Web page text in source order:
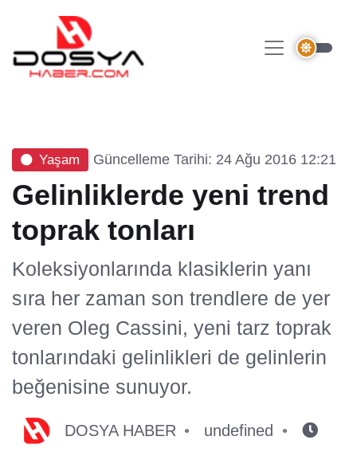
Yaşam Güncelleme Tarihi: 24 Ağu 2016 12:21
Gelinliklerde yeni trend
toprak tonları
Koleksiyonlarında klasiklerin yanı
sıra her zaman son trendlere de yer
veren Oleg Cassini, yeni tarz toprak
tonlarındaki gelinlikleri de gelinlerin
beğenisine sunuyor.
DOSYA HABER undefined